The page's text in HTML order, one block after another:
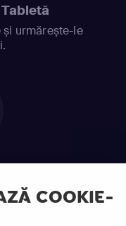
COOKIE-
și urmărește-le